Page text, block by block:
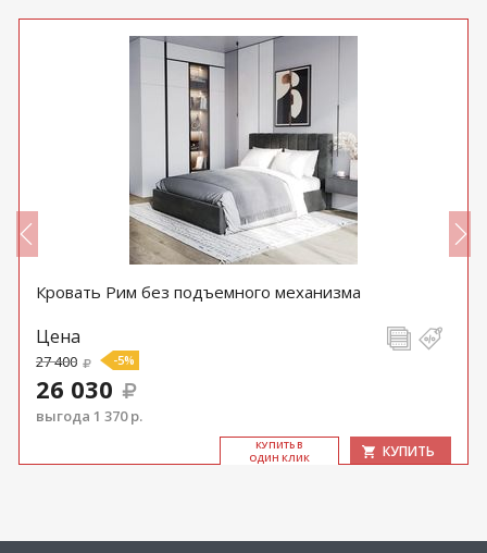
Кровать Рим без подъемного механизма
Цена
27 400 -5%
26 030
выгода 1 370 р.
КУ­ПИТЬ В
ОДИН КЛИК
КУПИТЬ